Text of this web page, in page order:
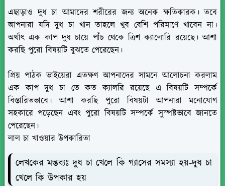
এছাড়াও দুধ চা আমাদের শরীরের জন্য অনেক ক্ষতিকারক। তবে
আপনারা যদি দুধ চা খান তাহলে খুব বেশি পরিমাণে খাবেন না।
অর্থাৎ এক কাপ দুধ চায়ে পাঁচ থেকে ত্রিশ ক্যালোরি রয়েছে। আশা
করছি পুরো বিষয়টি বুঝতে পেরেছেন।
প্রিয় পাঠক ভাইয়েরা এতক্ষণ আপনাদের সামনে আলোচনা করলাম
এক কাপ দুধ চা তে কত ক্যালরি রয়েছে এ বিষয়টি সম্পর্কে
বিস্তারিতভাবে। আশা করছি পুরো বিষয়টা আপনারা মনোযোগ
সহকারে পড়েছেন এবং পুরো বিষয়টি সম্পর্কে সুস্পষ্টভাবে জানতে
পেরেছেন।
লাল চা খাওয়ার উপকারিতা
লেখকের মন্তব্যঃ দুধ চা খেলে কি গ্যাসের সমস্যা হয়-দুধ চা
খেলে কি উপকার হয়